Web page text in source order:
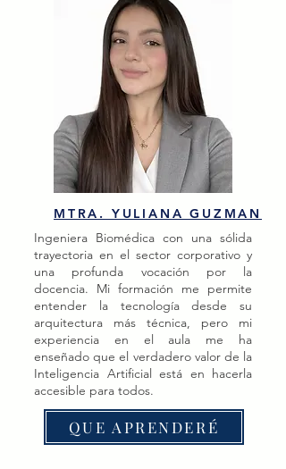
MTRA. YULIANA GUZMAN
Ingeniera Biomédica con una sólida
trayectoria en el sector corporativo y
una profunda vocación por la
docencia. Mi formación me permite
entender la tecnología desde su
arquitectura más técnica, pero mi
experiencia en el aula me ha
enseñado que el verdadero valor de la
Inteligencia Artificial está en hacerla
accesible para todos.
QUE APRENDERÉ